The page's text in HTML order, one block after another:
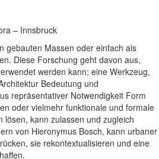
– Innsbruck
gebauten Massen oder einfach als
Diese Forschung geht davon aus,
werden kann; eine Werkzeug,
Bedeutung und
repräsentativer Notwendigkeit Form
oder vielmehr funktionale und formale
kann zulassen und zugleich
von Hieronymus Bosch, kann urbaner
sie rekontextualisieren und eine